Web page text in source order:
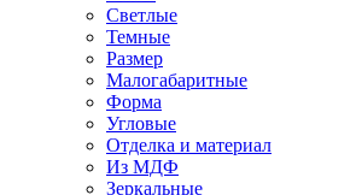
Светлые
Темные
Размер
Малогабаритные
Форма
Угловые
Отделка и материал
Из МДФ
Зеркальные